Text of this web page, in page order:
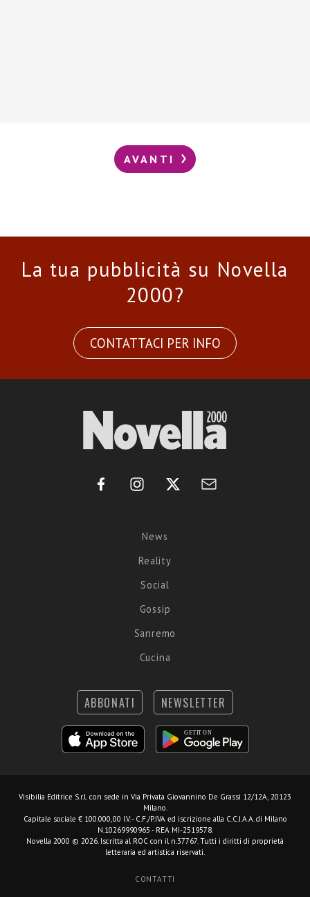
AVANTI
La tua pubblicità su Novella
2000?
CONTATTACI PER INFO
News
Reality
Social
Gossip
Sanremo
Cucina
ABBONATI NEWSLETTER
Visibilia Editrice S.r.l. con sede in Via Privata Giovannino De Grassi 12/12A, 20123
Milano.
Capitale sociale € 100.000,00 I.V. - C.F./P.IVA ed iscrizione alla C.C.I.A.A. di Milano
N.10269990965 - REA MI-2519578.
Novella 2000 © 2026. Iscritta al ROC con il n.37767. Tutti i diritti di proprietà
letteraria ed artistica riservati.
CONTATTI